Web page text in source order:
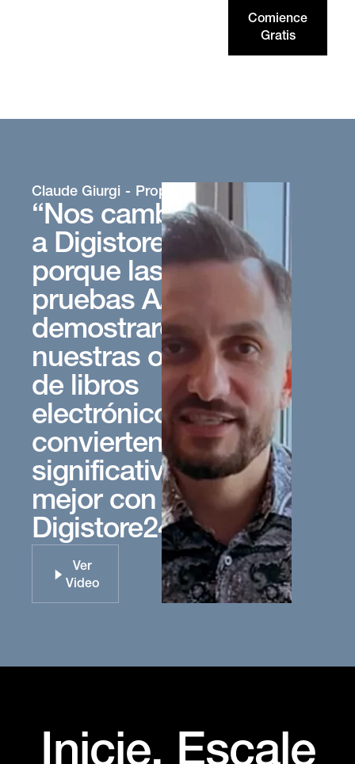
Comience
Gratis
Claude Giurgi Propietario de Oferta
“Nos cambiamos
a Digistore24
porque las
pruebas A/B
demostraron que
nuestras ofertas
de libros
electrónicos
convierten
significativamente
mejor con
Digistore24.”
Ver
Video
Inicie, Escale